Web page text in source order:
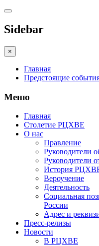
Sidebar
×
Главная
Предстоящие
Меню
Главная
Столетие РЦХВЕ
О нас
Правление
Руководители
Руководители
История
Вероучение
Деятельность
Социальная
России
Адрес и
Пресс-релизы
Новости
В РЦХВЕ